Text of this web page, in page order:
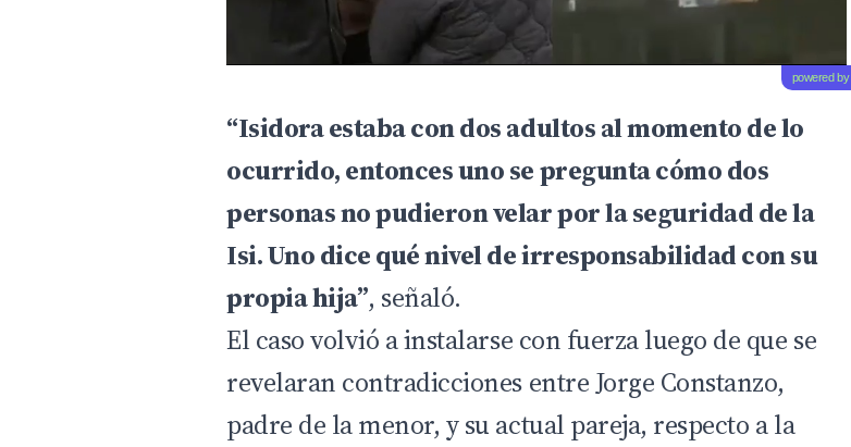
powered by
“Isidora estaba con dos adultos al momento de lo
ocurrido, entonces uno se pregunta cómo dos
personas no pudieron velar por la seguridad de la
Isi. Uno dice qué nivel de irresponsabilidad con su
propia hija”, señaló.
El caso volvió a instalarse con fuerza luego de que se
revelaran contradicciones entre Jorge Constanzo,
padre de la menor, y su actual pareja, respecto a la